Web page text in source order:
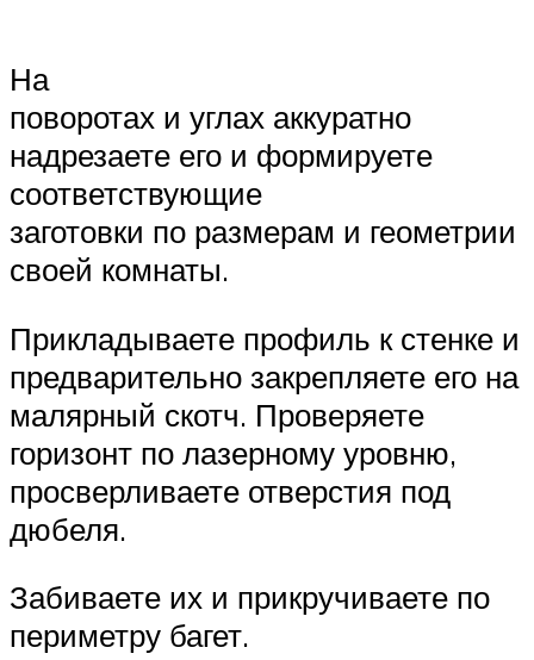
На
поворотах и углах аккуратно
надрезаете его и формируете
соответствующие
заготовки по размерам и геометрии
своей комнаты.
Прикладываете профиль к стенке и
предварительно закрепляете его на
малярный скотч. Проверяете
горизонт по лазерному уровню,
просверливаете отверстия под
дюбеля.
Забиваете их и прикручиваете по
периметру багет.